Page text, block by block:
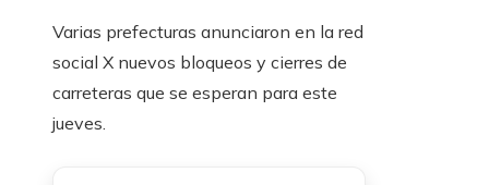
Varias prefecturas anunciaron en la red
social X nuevos bloqueos y cierres de
carreteras que se esperan para este
jueves.